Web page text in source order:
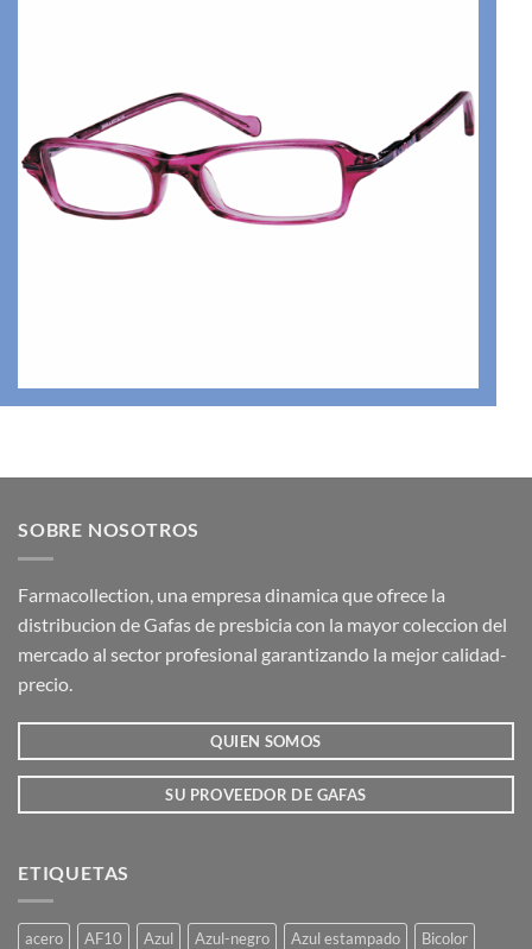
SOBRE NOSOTROS
Farmacollection, una empresa dinamica que ofrece la
distribucion de Gafas de presbicia con la mayor coleccion del
mercado al sector profesional garantizando la mejor calidad-
precio.
QUIEN SOMOS
SU PROVEEDOR DE GAFAS
ETIQUETAS
acero AF10 Azul Azul-negro Azul estampado
Bicolor